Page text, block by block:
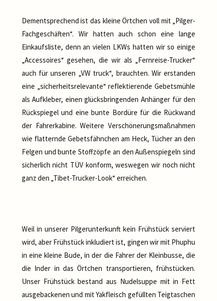
Dementsprechend ist das kleine Örtchen voll mit „Pilger-
Fachgeschäften“. Wir hatten auch schon eine lange
Einkaufsliste, denn an vielen LKWs hatten wir so einige
„Accessoires“ gesehen, die wir als „Fernreise-Trucker“
auch für unseren „VW truck“, brauchten. Wir erstanden
eine „sicherheitsrelevante“ reflektierende Gebetsmühle
als Aufkleber, einen glücksbringenden Anhänger für den
Rückspiegel und eine bunte Bordüre für die Rückwand
der Fahrerkabine. Weitere Verschönerungsmaßnahmen
wie flatternde Gebetsfähnchen am Heck, Tücher an den
Felgen und bunte Stoffzöpfe an den Außenspiegeln sind
sicherlich nicht TÜV konform, weswegen wir noch nicht
ganz den „Tibet-Trucker-Look“ erreichen.
Weil in unserer Pilgerunterkunft kein Frühstück serviert
wird, aber Frühstück inkludiert ist, gingen wir mit Phuphu
in eine kleine Bude, in der die Fahrer der Kleinbusse, die
die Inder in das Örtchen transportieren, frühstücken.
Unser Frühstück bestand aus Nudelsuppe mit in Fett
ausgebackenen und mit Yakfleisch gefüllten Teigtaschen